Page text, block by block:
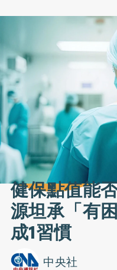
健保點值能
源坦承「有
成1習慣
中央社